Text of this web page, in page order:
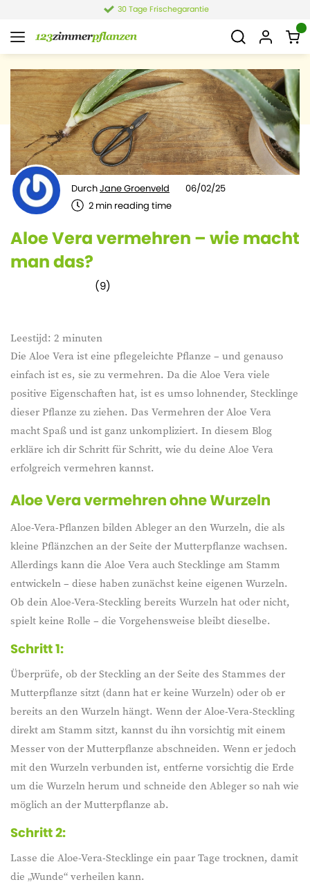
4,4 von 6.021 Bewertungen
DurchJane Groenveld
06/02/25
2 min reading time
Aloe Vera vermehren – wie macht
man das?
(9)
Leestijd: 2 minuten
Die Aloe Vera ist eine pflegeleichte Pflanze – und genauso
einfach ist es, sie zu vermehren. Da die Aloe Vera viele
positive Eigenschaften hat, ist es umso lohnender, Stecklinge
dieser Pflanze zu ziehen. Das Vermehren der Aloe Vera
macht Spaß und ist ganz unkompliziert. In diesem Blog
erkläre ich dir Schritt für Schritt, wie du deine Aloe Vera
erfolgreich vermehren kannst.
Aloe Vera vermehren ohne Wurzeln
Aloe-Vera-Pflanzen bilden Ableger an den Wurzeln, die als
kleine Pflänzchen an der Seite der Mutterpflanze wachsen.
Allerdings kann die Aloe Vera auch Stecklinge am Stamm
entwickeln – diese haben zunächst keine eigenen Wurzeln.
Ob dein Aloe-Vera-Steckling bereits Wurzeln hat oder nicht,
spielt keine Rolle – die Vorgehensweise bleibt dieselbe.
Schritt 1:
Überprüfe, ob der Steckling an der Seite des Stammes der
Mutterpflanze sitzt (dann hat er keine Wurzeln) oder ob er
bereits an den Wurzeln hängt. Wenn der Aloe-Vera-Steckling
direkt am Stamm sitzt, kannst du ihn vorsichtig mit einem
Messer von der Mutterpflanze abschneiden. Wenn er jedoch
mit den Wurzeln verbunden ist, entferne vorsichtig die Erde
um die Wurzeln herum und schneide den Ableger so nah wie
möglich an der Mutterpflanze ab.
Schritt 2:
Lasse die Aloe-Vera-Stecklinge ein paar Tage trocknen, damit
die „Wunde“ verheilen kann.